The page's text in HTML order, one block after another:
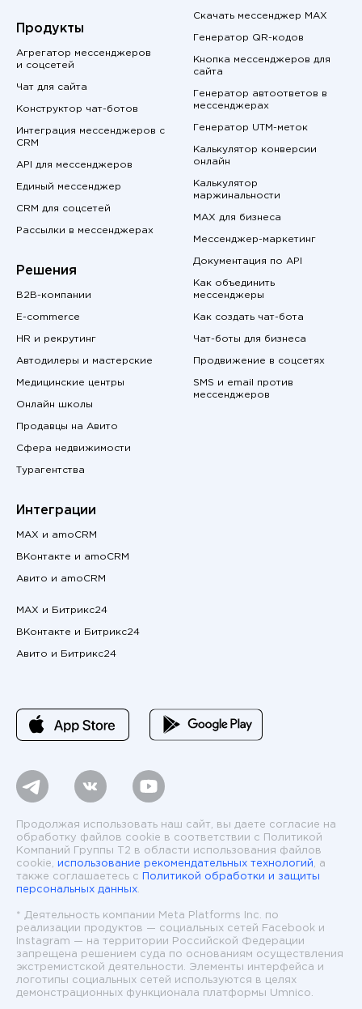
Продукты
Агрегатор мессенджеров
и соцсетей
Чат для сайта
Конструктор чат-ботов
Интеграция мессенджеров с
CRM
API для мессенджеров
Единый мессенджер
CRM для соцсетей
Рассылки в мессенджерах
Решения
B2B-компании
E-commerce
HR и рекрутинг
Автодилеры и мастерские
Медицинские центры
Онлайн школы
Продавцы на Авито
Сфера недвижимости
Турагентства
Интеграции
MAX и amoCRM
ВКонтакте и amoCRM
Авито и amoCRM
MAX и Битрикс24
ВКонтакте и Битрикс24
Авито и Битрикс24
Скачать мессенджер MAX
Генератор QR-кодов
Кнопка мессенджеров для
сайта
Генератор автоответов в
мессенджерах
Генератор UTM-меток
Калькулятор конверсии
онлайн
Калькулятор
маржинальности
MAX для бизнеса
Мессенджер-маркетинг
Документация по API
Как объединить
мессенджеры
Как создать чат-бота
Чат-боты для бизнеса
Продвижение в соцсетях
SMS и email против
мессенджеров
Продолжая использовать наш сайт, вы даете согласие на
обработку файлов cookie в соответствии с Политикой
Компаний Группы T2 в области использования файлов
cookie, использование рекомендательных технологий , а
также соглашаетесь с
Политикой обработки и защиты
персональных данных
* Деятельность компании Meta Platforms Inc. по
реализации продуктов — социальных сетей Facebook и
Instagram — на территории Российской Федерации
запрещена решением суда по основаниям осуществления
экстремистской деятельности. Элементы интерфейса и
логотипы социальных сетей используются в целях
демонстрационных функционала платформы Umnico.